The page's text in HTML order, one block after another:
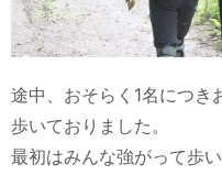
途中、おそらく1名につき
歩いておりました。
最初はみんな強がって歩